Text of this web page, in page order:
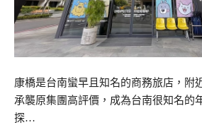
康橋是台南蠻早且知名的商務旅店，附
承襲原集團高評價，成為台南很知名的
探…